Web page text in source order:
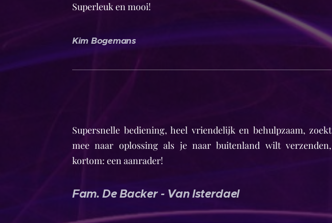
Superleuk en mooi!
Kim Bogemans
Supersnelle bediening, heel vriendelijk en behulpzaam, zoekt
mee naar oplossing als je naar buitenland wilt verzenden,
kortom: een aanrader!
Fam. De Backer - Van Isterdael